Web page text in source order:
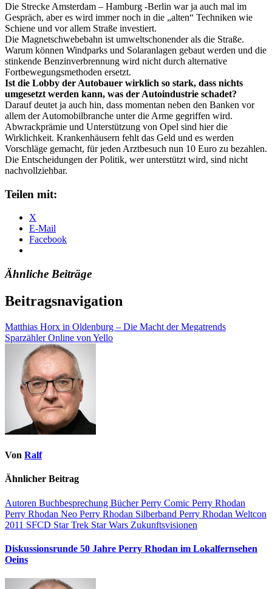
Die Strecke Amsterdam – Hamburg -Berlin war ja auch mal im
Gespräch, aber es wird immer noch in die „alten“ Techniken wie
Schiene und vor allem Straße investiert.
Die Magnetschwebebahn ist umweltschonender als die Straße.
Warum können Windparks und Solaranlagen gebaut werden und die
stinkende Benzinverbrennung wird nicht durch alternative
Fortbewegungsmethoden ersetzt.
Ist die Lobby der Autobauer wirklich so stark, dass nichts
umgesetzt werden kann, was der Autoindustrie schadet?
Darauf deutet ja auch hin, dass momentan neben den Banken vor
allem der Automobilbranche unter die Arme gegriffen wird.
Abwrackprämie und Unterstützung von Opel sind hier die
Wirklichkeit. Krankenhäusern fehlt das Geld und es werden
Vorschläge gemacht, für jeden Arztbesuch nun 10 Euro zu bezahlen.
Die Entscheidungen der Politik, wer unterstützt wird, sind nicht
nachvollziehbar.
Teilen mit:
X
E-Mail
Facebook
Ähnliche Beiträge
Beitragsnavigation
Matthias Horx in Oldenburg – Die Macht der Megatrends
Sparzähler Online von Yello
Von Ralf
Ähnlicher Beitrag
Autoren Buchbesprechung BücherPerry Comic Perry Rhodan
Perry Rhodan Neo Perry Rhodan Silberband Perry Rhodan Weltcon
2011 SFCD Star Trek Star Wars Zukunftsvisionen
Diskussionsrunde 50 Jahre Perry Rhodan im Lokalfernsehen
Oeins